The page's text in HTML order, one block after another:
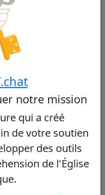
collège des
établies au sein de la
son
réseaux plus
Son profil
minorité de
à une certaine
to elect a more
conservative - pope
viendra le
notre mission
qui a créé
de votre soutien
des outils
de l'Église